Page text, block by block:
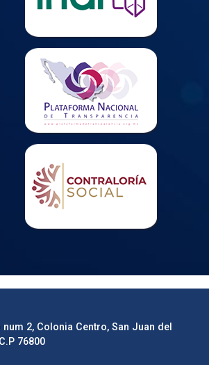
2, Colonia Centro, San Juan del
76800